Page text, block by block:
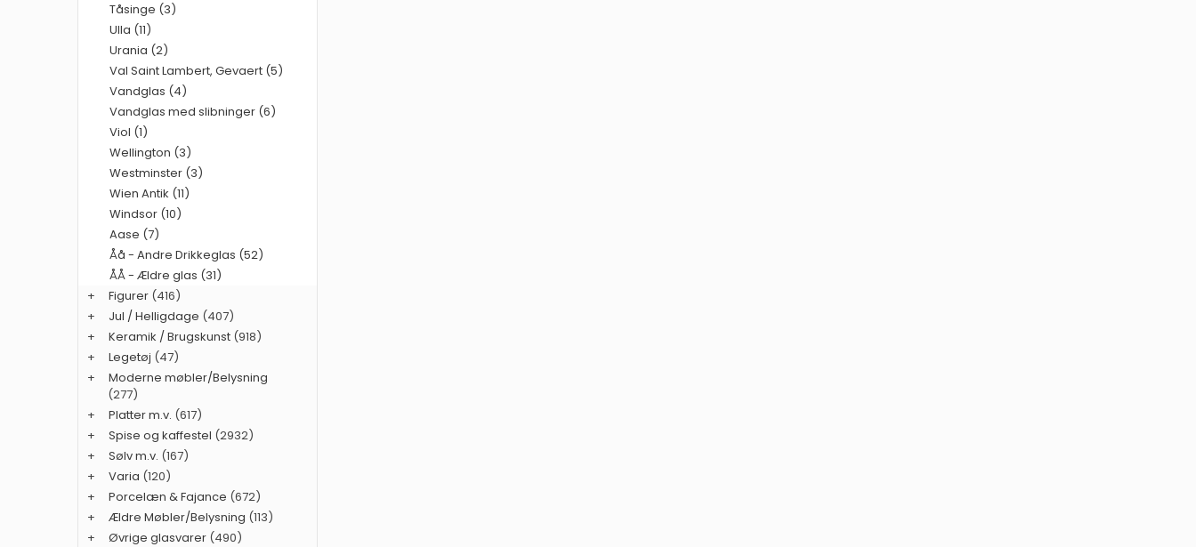
Tåsinge (3)
Ulla (11)
Urania (2)
Val Saint Lambert, Gevaert (5)
Vandglas (4)
Vandglas med slibninger (6)
Viol (1)
Wellington (3)
Westminster (3)
Wien Antik (11)
Windsor (10)
Aase (7)
Åå - Andre Drikkeglas (52)
ÅÅ - Ældre glas (31)
+
Figurer (416)
+
Jul / Helligdage (407)
+
Keramik / Brugskunst (918)
+
Legetøj (47)
+
Moderne møbler/Belysning
(277)
+
Platter m.v. (617)
+
Spise og kaffestel (2932)
+
Sølv m.v. (167)
+
Varia (120)
+
Porcelæn & Fajance (672)
+
Ældre Møbler/Belysning (113)
+
Øvrige glasvarer (490)